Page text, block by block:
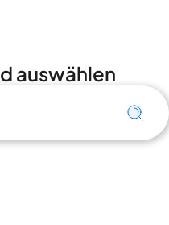
auswählen